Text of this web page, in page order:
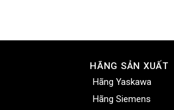
HÃNG SẢN XUẤT
Hãng Yaskawa
Hãng Siemens